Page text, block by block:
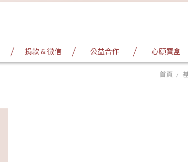
捐款 & 徵信 公益合作 心願寶盒
首頁